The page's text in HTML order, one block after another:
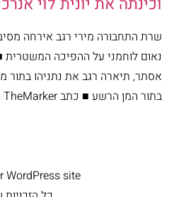
שרת התחבורה מירי רגב אירחה
נאום לוחמני על ההפיכה
אסתר, תיארה רגב את נתניהו בתור
בתור המן הרשע ■ כתב TheMarker חזר עם רשמים מהאירוע
WordPress site